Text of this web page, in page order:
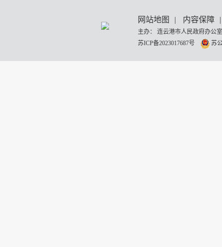
网站地图 | 内容保障 |
主办： 连云港市人民政府办
苏ICP备2023017687号
苏